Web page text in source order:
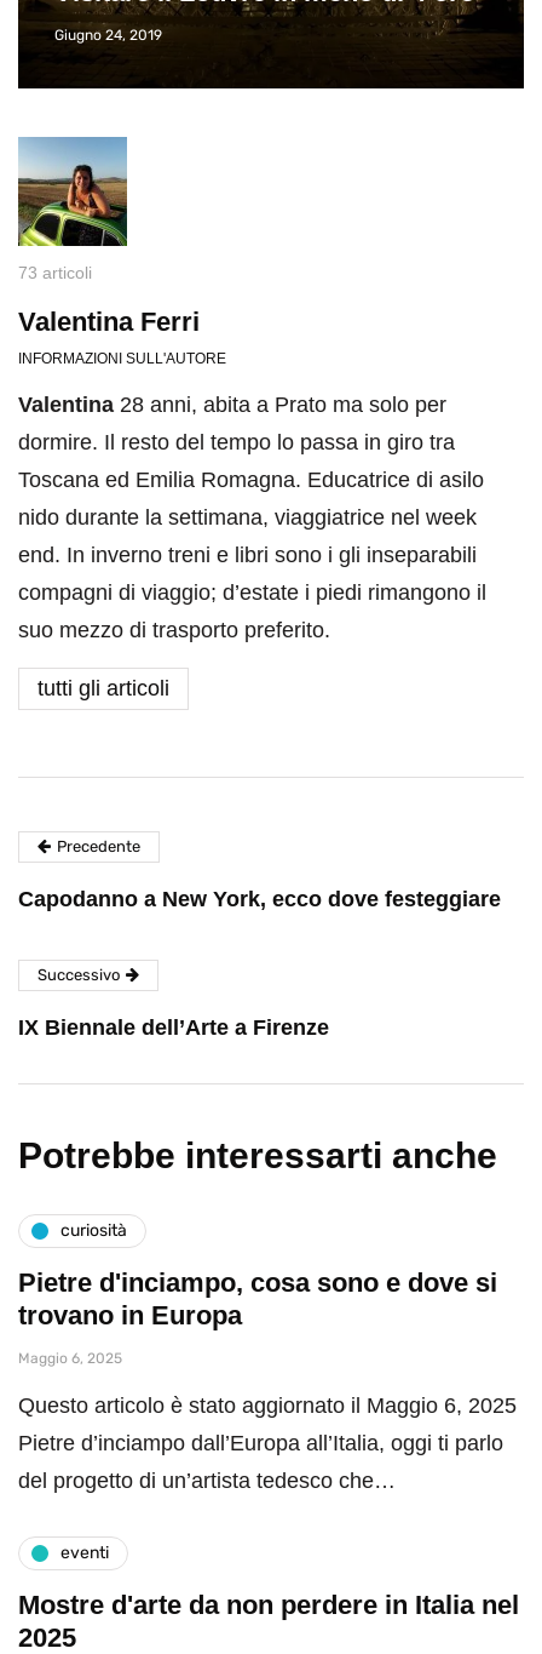
Giugno 24, 2019
73 articoli
Valentina Ferri
INFORMAZIONI SULL'AUTORE
Valentina 28 anni, abita a Prato ma solo per
dormire. Il resto del tempo lo passa in giro tra
Toscana ed Emilia Romagna. Educatrice di asilo
nido durante la settimana, viaggiatrice nel week
end. In inverno treni e libri sono i gli inseparabili
compagni di viaggio; d’estate i piedi rimangono il
suo mezzo di trasporto preferito.
tutti gli articoli
Precedente
Capodanno a New York, ecco dove festeggiare
Successivo
IX Biennale dell’Arte a Firenze
Potrebbe interessarti anche
curiosità
Pietre d'inciampo, cosa sono e dove si
trovano in Europa
Maggio 6, 2025
Questo articolo è stato aggiornato il Maggio 6, 2025
Pietre d’inciampo dall’Europa all’Italia, oggi ti parlo
del progetto di un’artista tedesco che…
eventi
Mostre d'arte da non perdere in Italia nel
2025